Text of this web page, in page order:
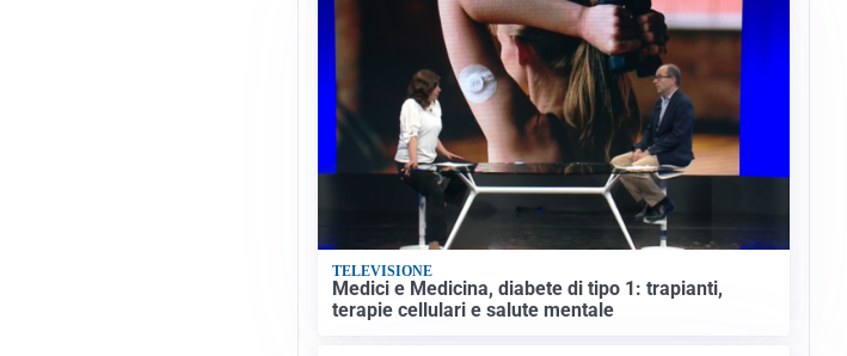
TELEVISIONE
Medici e Medicina, diabete di tipo 1: trapianti,
terapie cellulari e salute mentale